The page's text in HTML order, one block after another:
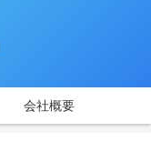
会社概要